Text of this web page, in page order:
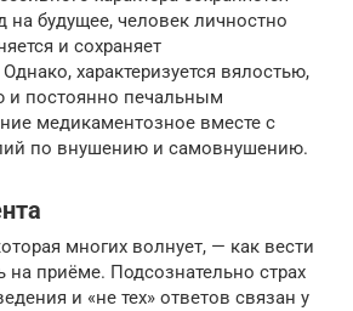
на будущее, человек личностно
и сохраняет
характеризуется вялостью,
и постоянно печальным
медикаментозное вместе с
по внушению и самовнушению.
многих волнует, — как вести
на приёме. Подсознательно страх
и «не тех» ответов связан у